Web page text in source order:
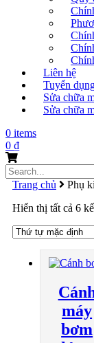
Liên hệ
Tuyển
Sửa chữa
Sửa chữa
0 items
0 ₫
Search
for:Trang chủ
Phụ
Hiển thị tất cả 6
máy
bơm